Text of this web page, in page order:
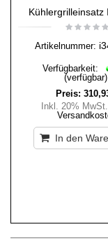
Kühlergrilleinsatz
Artikelnummer:
Verfügbarkeit:
(verfügbar)
Preis:
Inkl. 20% MwSt.
In den